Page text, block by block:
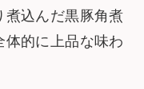
煮込んだ黒豚角煮
体的に上品な味わ